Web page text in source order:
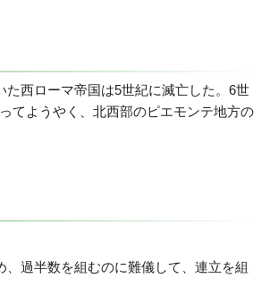
西ローマ帝国は5世紀に滅亡した。6世
てようやく、北西部のピエモンテ地方の
過半数を組むのに難儀して、連立を組